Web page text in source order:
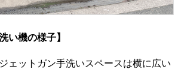
い機の様子】
ェットガン手洗いスペースは横に広い